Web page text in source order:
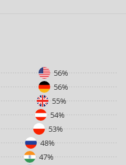
56%
56%
55%
54%
53%
48%
47%